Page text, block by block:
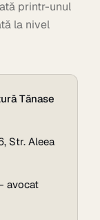
printr-unul
la nivel
Tănase
Str. Aleea
avocat